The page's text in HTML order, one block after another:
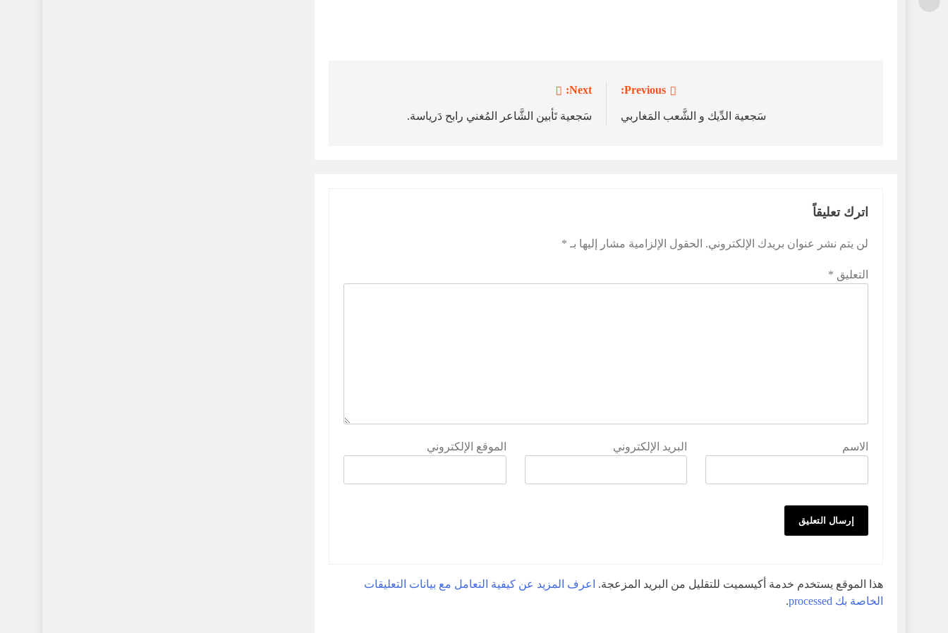
Previous:
سَجعية الدِّيك و الشَّعب المَغاربي
Next:
سَجعية تَأبين الشَّاعر المُغني رابح دَرياسة.
اترك تعليقاً
لن يتم نشر عنوان بريدك الإلكتروني. الحقول الإلزامية مشار إليها بـ *
التعليق *
الاسم البريد الإلكتروني الموقع الإلكتروني
هذا الموقع يستخدم خدمة أكيسميت للتقليل من البريد المزعجة.
اعرف المزيد عن كيفية التعامل مع بيانات التعليقات
الخاصة بك processed
.